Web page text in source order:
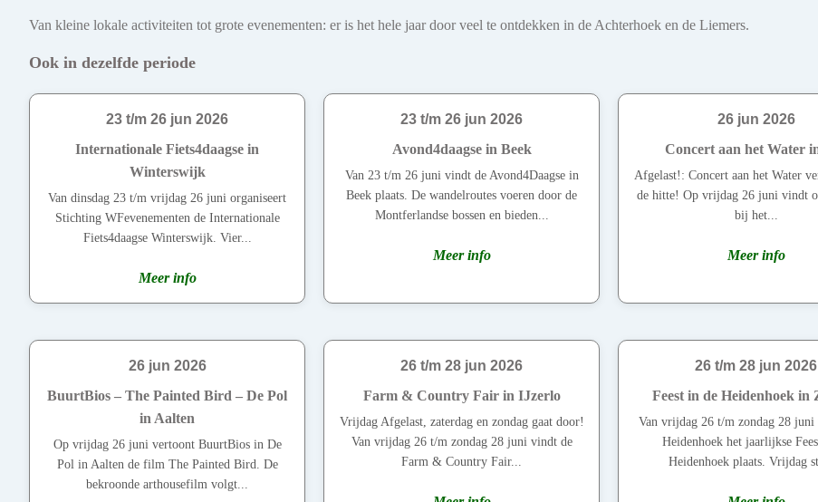
Van kleine lokale activiteiten tot grote evenementen: er is het hele jaar door veel te ontdekken in de Achterhoek en de Liemers.
Ook in dezelfde periode
23 t/m 26 jun 2026
Internationale Fiets4daagse in
Winterswijk
Van dinsdag 23 t/m vrijdag 26 juni organiseert
Stichting WFevenementen de Internationale
Fiets4daagse Winterswijk. Vier...
Meer info
23 t/m 26 jun 2026
Avond4daagse in Beek
Van 23 t/m 26 juni vindt de Avond4Daagse in
Beek plaats. De wandelroutes voeren door de
Montferlandse bossen en bieden...
Meer info
26 jun 2026
Concert aan het Water
Afgelast!: Concert aan het Water
de hitte! Op vrijdag 26 juni vindt
bij het...
Meer info
26 jun 2026
BuurtBios – The Painted Bird – De Pol
in Aalten
Op vrijdag 26 juni vertoont BuurtBios in De
Pol in Aalten de film The Painted Bird. De
bekroonde arthousefilm volgt...
26 t/m 28 jun 2026
Farm & Country Fair in IJzerlo
Vrijdag Afgelast, zaterdag en zondag gaat door!
Van vrijdag 26 t/m zondag 28 juni vindt de
Farm & Country Fair...
26 t/m 28 jun 2026
Feest in de Heidenhoek in
Van vrijdag 26 t/m zondag 28
Heidenhoek het jaarlijkse
Heidenhoek plaats. Vrijdag